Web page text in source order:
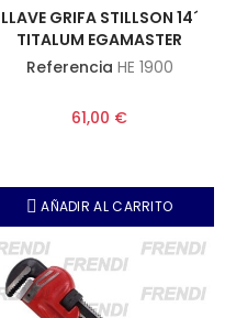
LLAVE GRIFA STILLSON 14´
TITALUM EGAMASTER
Referencia HE 1900
61,00 €
AÑADIR AL CARRITO